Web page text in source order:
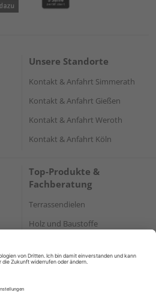
Unsere Standorte
Kontakt & Anfahrt Simmerath
Kontakt & Anfahrt Gießen
Kontakt & Anfahrt Weroth
Kontakt & Anfahrt Köln
Top-Produkte &
Fachberatung
Terrassendielen
Holz und Baustoffe